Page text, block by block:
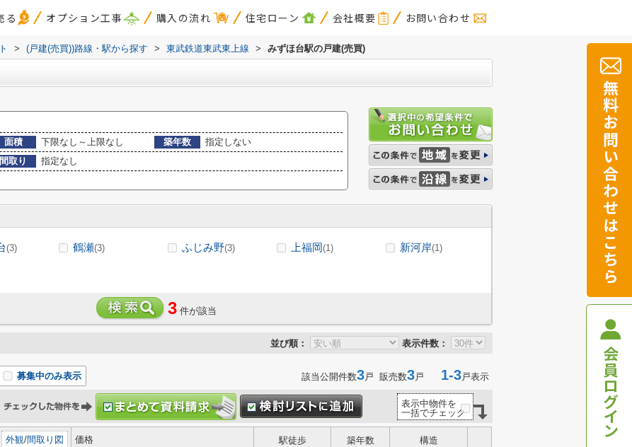
る オプション工事 購入の流れ 住宅ローン 会社概要 お問い合わせ
> (戸建(売買))路線・駅から探す > 東武鉄道東武東上線 > みずほ台駅の戸建(売買)
面積 下限なし～上限なし 築年数
指定しない
間取り
指定なし
(3) 鶴瀬(3) ふじみ野(3) 上福岡(1) 新河岸(1)
3 件が該当
並び順： 表示件数：
募集中のみ表示 該当公開件数3戸 販売数3戸 1-3戸表示
表示中物件を
一括でチェック
外観/間取り図
価格
駅徒歩
築年数
構造